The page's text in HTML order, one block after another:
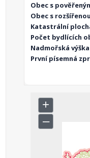
Obec s
Obec s
Katastrální
Počet bydlících
Nadmořská
První písemná